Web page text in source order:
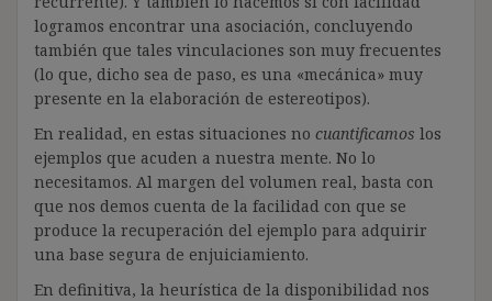
logramos encontrar una asociación, concluyendo
también que tales vinculaciones son muy frecuentes
(lo que, dicho sea de paso, es una «mecánica» muy
presente en la elaboración de estereotipos).
En realidad, en estas situaciones no cuantificamos los
ejemplos que acuden a nuestra mente. No lo
necesitamos. Al margen del volumen real, basta con
que nos demos cuenta de la facilidad con que se
produce la recuperación del ejemplo para adquirir
una base segura de enjuiciamiento.
En definitiva, la heurística de la disponibilidad nos